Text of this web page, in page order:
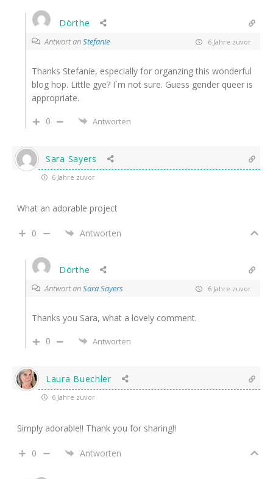
Dörthe
Antwort anStefanie 6 Jahre zuvor
Thanks Stefanie, especially for organzing this wonderful
blog hop. Little gye? I`m not sure. Guess gender queer is
appropriate.
0
Antworten
Sara Sayers
6 Jahre zuvor
What an adorable project
0 Antworten
Dörthe
Antwort anSara Sayers 6 Jahre zuvor
Thanks you Sara, what a lovely comment.
0
Antworten
Laura Buechler
6 Jahre zuvor
Simply adorable!! Thank you for sharing!!
0 Antworten